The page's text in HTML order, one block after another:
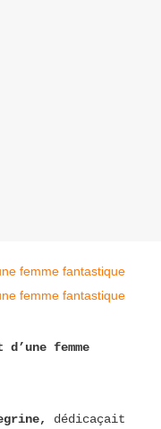
femme
dédicaçait